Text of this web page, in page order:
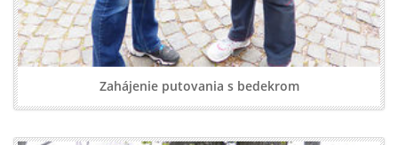
Zahájenie putovania s bedekrom